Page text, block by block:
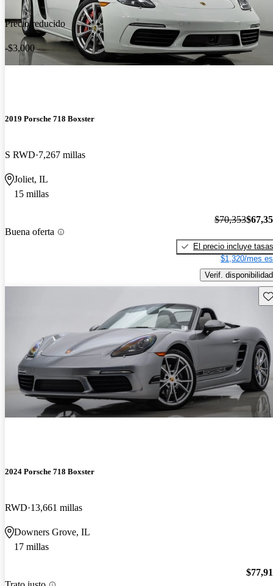
Precio reducido
-$3,000
2019 Porsche 718 Boxster
S RWD 7,267 millas
Joliet, IL
15 millas
Buena oferta
$70,353
El precio incluye tasas
$1,320/mes
Verif. disponibilidad
2024 Porsche 718 Boxster
RWD 13,661 millas
Downers Grove, IL
17 millas